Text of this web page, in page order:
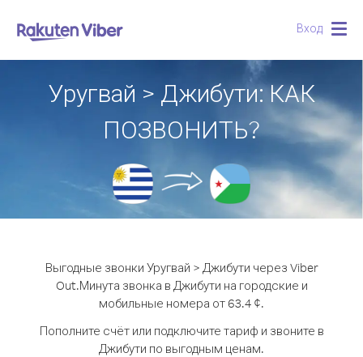
Вход
Уругвай > Джибути: КАК
ПОЗВОНИТЬ?
Выгодные звонки Уругвай > Джибути через Viber
Out.Минута звонка в Джибути на городские и
мобильные номера от 63.4 ¢.
Пополните счёт или подключите тариф и звоните в
Джибути по выгодным ценам.